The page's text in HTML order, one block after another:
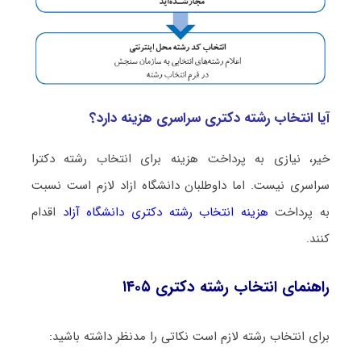
آیا انتخاب رشته دکتری سراسری هزینه دارد؟
خیر، نیازی به پرداخت هزینه برای انتخاب رشته دکترا
سراسری نیست. اما داوطلبان دانشگاه ازاد لازم است نسبت
به پرداخت هزینه انتخاب رشته دکتری دانشگاه آزاد اقدام
کنند.
راهنمای انتخاب رشته دکتری ۱۴۰۵
برای انتخاب رشته لازم است نکاتی را مدنظر داشته باشید: